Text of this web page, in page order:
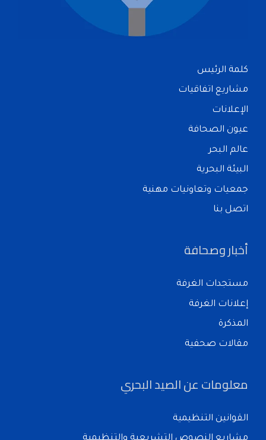
كلمة الرئيس
مشاريع اتفاقيات
الإعلانات
عيون الصحافة
عالم البحر
البيئة البحرية
جمعيات وتعاونيات مهنية
اتصل بنا
أخبار وصحافة
مستجدات الغرفة
إعلانات الغرفة
المذكرة
مقالات صحفية
معلومات عن الصيد البحري
القوانين التنظيمية